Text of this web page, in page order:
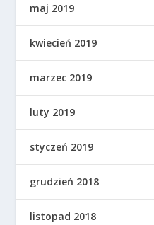
maj 2019
kwiecień 2019
marzec 2019
luty 2019
styczeń 2019
grudzień 2018
listopad 2018